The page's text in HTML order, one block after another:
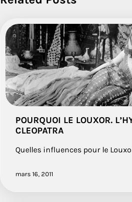
POURQUOI LE LOUXOR.
CLEOPATRA
Quelles influences pour le
mars 16, 2011